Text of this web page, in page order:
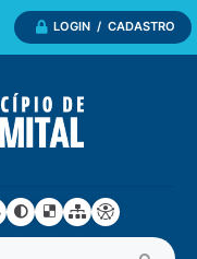
LOGIN / CADASTRO